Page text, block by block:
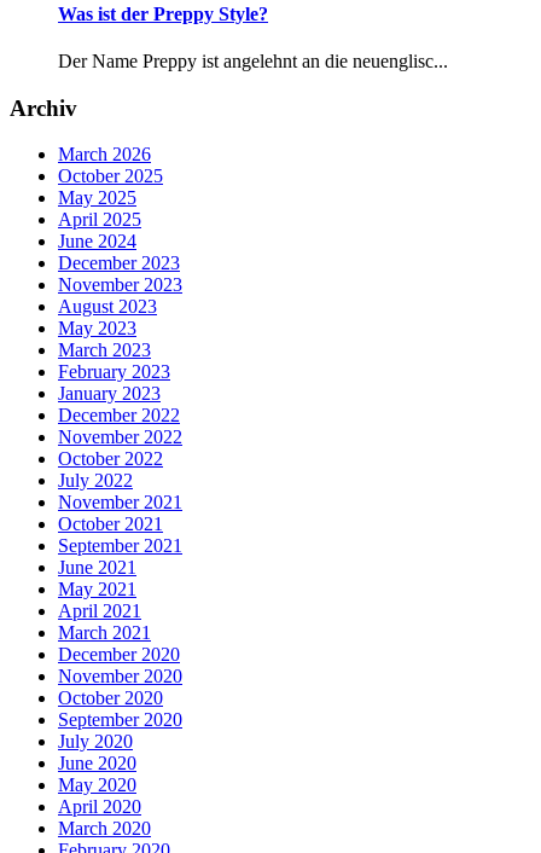
March 2023
February 2023
December 2022
October 2022
November 2021
October 2021
September 2021
June 2021
May 2021
April 2021
March 2021
December 2020
November 2020
October 2020
September 2020
July 2020
June 2020
May 2020
April 2020
March 2020
February 2020
January 2020
December 2019
November 2019
October 2019
September 2019
August 2019
May 2019
February 2019
January 2019
December 2018
November 2018
October 2018
September 2018
August 2018
July 2018